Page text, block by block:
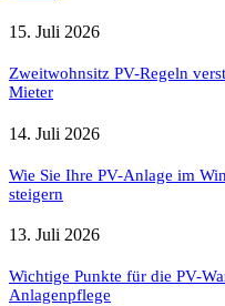
15. Juli 2026
Zweitwohnsitz PV-Regeln
Mieter
14. Juli 2026
Wie Sie Ihre PV-Anlage im
steigern
13. Juli 2026
Wichtige Punkte für die PV-
Anlagenpflege